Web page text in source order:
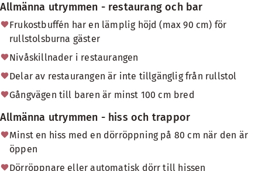
Allmänna utrymmen - restaurang och bar
Frukostbuffén har en lämplig höjd (max 90 cm) för
rullstolsburna gäster
Nivåskillnader i restaurangen
Delar av restaurangen är inte tillgänglig från rullstol
Gångvägen till baren är minst 100 cm bred
Allmänna utrymmen - hiss och trappor
Minst en hiss med en dörröppning på 80 cm när den är
öppen
Dörröppnare eller automatisk dörr till hissen